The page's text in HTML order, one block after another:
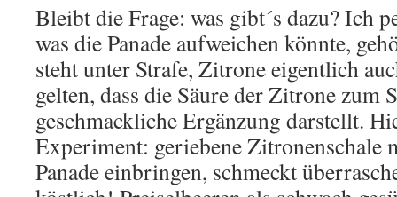
Bleibt die Frage: was gibt´s dazu? Ich
was die Panade aufweichen könnte,
steht unter Strafe, Zitrone eigentlich
gelten, dass die Säure der Zitrone zum
geschmackliche Ergänzung darstellt.
Experiment: geriebene Zitronenschale
Panade einbringen, schmeckt